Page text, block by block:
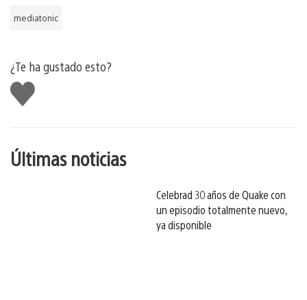
mediatonic
¿Te ha gustado esto?
Me
gusta
esto
Últimas noticias
Celebrad 30 años de Quake con
un episodio totalmente nuevo,
ya disponible